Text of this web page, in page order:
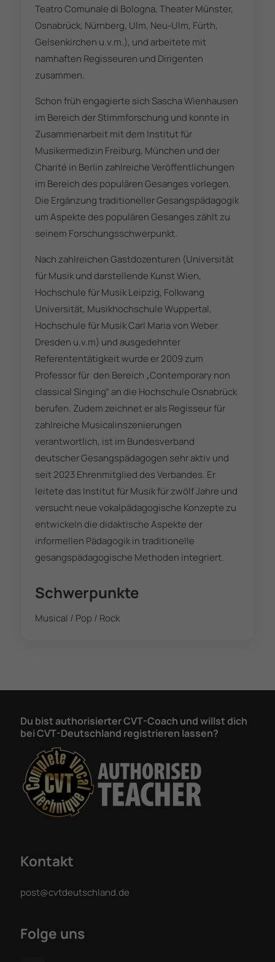
Teatro Comunale di Bologna, Theater Münster,
Osnabrück, Nürnberg, Ulm, Neu-Ulm, Fürth,
Gelsenkirchen u.v.m.), und arbeitete mit
namhaften Regisseuren und Dirigenten
zusammen.
Schon früh engagierte sich Sascha Wienhausen
im Bereich der Stimmforschung und konnte in
Zusammenarbeit mit dem Institut für
Musikermedizin Freiburg, München und der
Charité in Berlin zahlreiche Veröffentlichungen
im Bereich des populären Gesanges vorlegen.
Die Ergänzung traditioneller Gesangspädagogik
um Aspekte des populären Gesanges zählt zu
seinem Forschungsschwerpunkt.
Nach zahlreichen Gastdozenturen (Universität
für Musik und darstellende Kunst Wien,
Hochschule für Musik Leipzig, Folkwang
Universität, Musikhochschule Wuppertal,
Hochschule für Musik Carl Maria von Weber
Dresden u.v.m) und ausgedehnter
Referententätigkeit wurde er 2009 zum
Professor für den Bereich „Contemporary non
classical Singing“ an die Hochschule Osnabrück
berufen. Zudem zeichnet er als Regisseur für
zahlreiche Musicalinszenierungen
verantwortlich, ist im Bundesverband
deutscher Gesangspädagogen sehr aktiv und
seit 2023 Ehrenmitglied des Verbandes. Er
leitete das Institut für Musik für zwölf Jahre und
versucht neue vokalpädagogische Konzepte zu
entwickeln die didaktische Aspekte der
informellen Pädagogik in traditionelle
gesangspädagogische Methoden integriert.
Schwerpunkte
Musical / Pop / Rock
Du bist authorisierter CVT-Coach und willst dich
bei CVT-Deutschland registrieren lassen?
Kontakt
post@cvtdeutschland.de
Folge uns